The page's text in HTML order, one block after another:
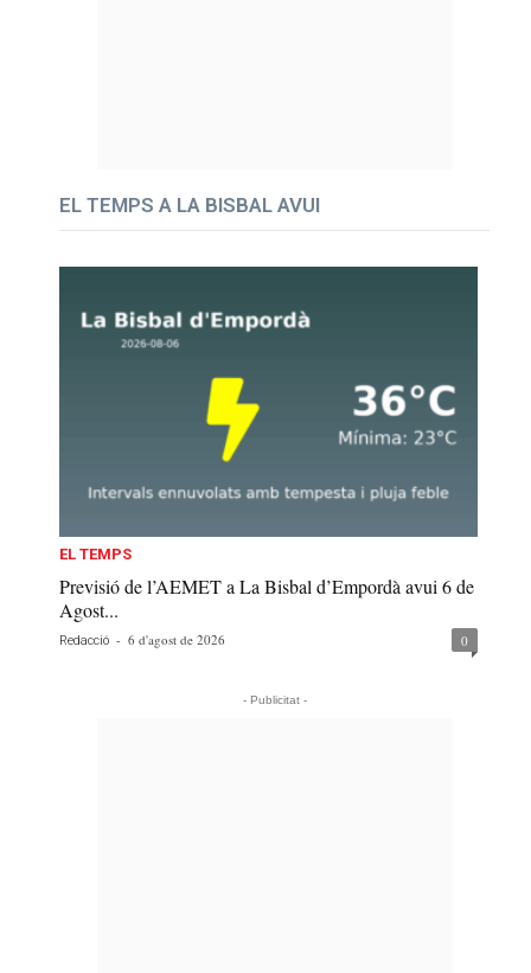
EL TEMPS A LA BISBAL AVUI
EL TEMPS
Previsió de l’AEMET a La Bisbal d’Empordà avui 6 de
Agost...
Redacció - 6 d'agost de 2026 0
- Publicitat -